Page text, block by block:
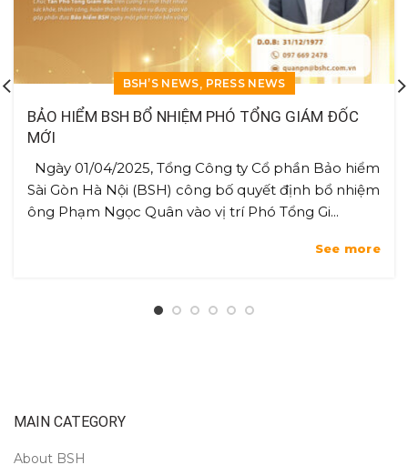
BSH’S NEWS, PRESS NEWS
BẢO HIỂM BSH BỔ NHIỆM PHÓ TỔNG GIÁM ĐỐC
MỚI
Ngày 01/04/2025, Tổng Công ty Cổ phần Bảo hiểm
Sài Gòn Hà Nội (BSH) công bố quyết định bổ nhiệm
ông Phạm Ngọc Quân vào vị trí Phó Tổng Gi...
See more
MAIN CATEGORY
About BSH